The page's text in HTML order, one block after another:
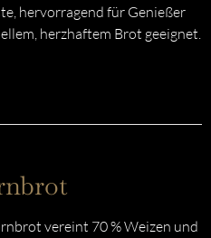
hervorragend für Genießer
herzhaftem Brot geeignet.
vereint 70 % Weizen und